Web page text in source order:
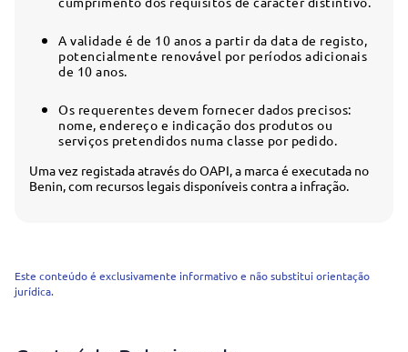
A validade é de 10 anos a partir da data de registo,
potencialmente renovável por períodos adicionais
de 10 anos.
Os requerentes devem fornecer dados precisos:
nome, endereço e indicação dos produtos ou
serviços pretendidos numa classe por pedido.
Uma vez registada através do OAPI, a marca é executada no
Benin, com recursos legais disponíveis contra a infração.
Este conteúdo é exclusivamente informativo e não substitui orientação
jurídica.